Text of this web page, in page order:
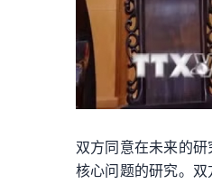
双方同意在未来的
核心问题的研究。